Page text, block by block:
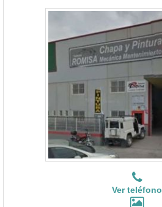
Ver teléfono